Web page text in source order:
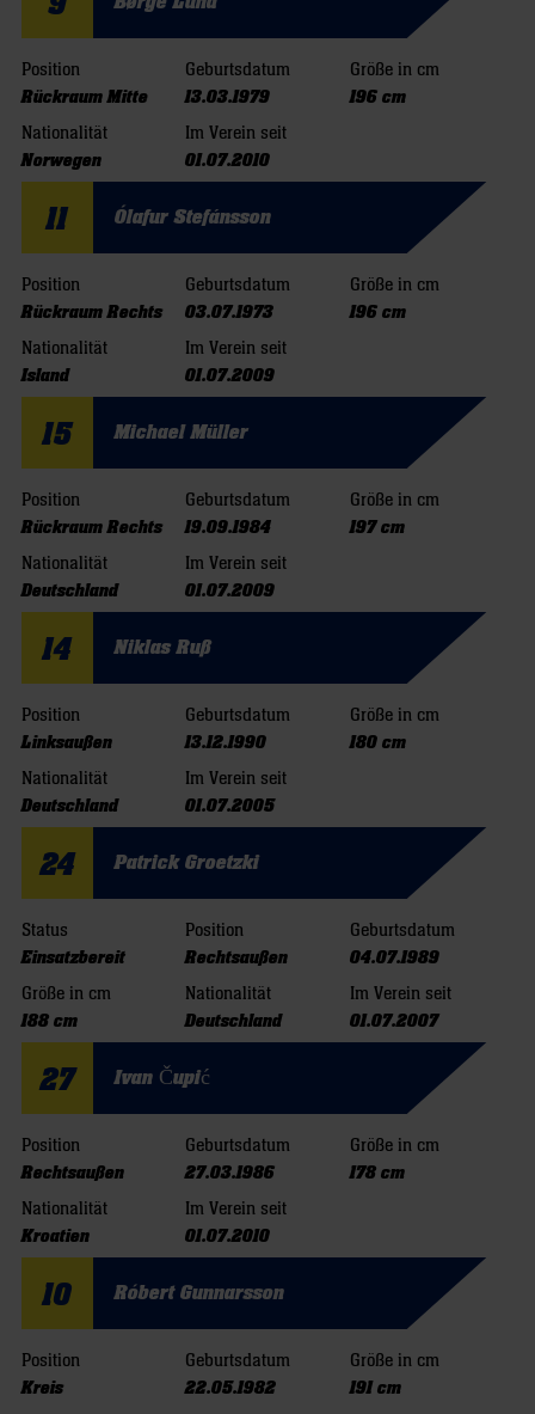
Position
Rückraum Mitte
Geburtsdatum
13.03.1979
Größe in cm
196 cm
Nationalität
Norwegen
Im Verein seit
01.07.2010
11 Ólafur Stefánsson
Position
Rückraum Rechts
Geburtsdatum
03.07.1973
Größe in cm
196 cm
Nationalität
Island
Im Verein seit
01.07.2009
15 Michael Müller
Position
Rückraum Rechts
Geburtsdatum
19.09.1984
Größe in cm
197 cm
Nationalität
Deutschland
Im Verein seit
01.07.2009
14 Niklas Ruß
Position
Linksaußen
Geburtsdatum
13.12.1990
Größe in cm
180 cm
Nationalität
Deutschland
Im Verein seit
01.07.2005
24 Patrick Groetzki
Status
Einsatzbereit
Position
Rechtsaußen
Geburtsdatum
04.07.1989
Größe in cm
188 cm
Nationalität
Deutschland
Im Verein seit
01.07.2007
27 Ivan Čupić
Position
Rechtsaußen
Geburtsdatum
27.03.1986
Größe in cm
178 cm
Nationalität
Kroatien
Im Verein seit
01.07.2010
10 Róbert Gunnarsson
Position
Kreis
Geburtsdatum
22.05.1982
Größe in cm
191 cm